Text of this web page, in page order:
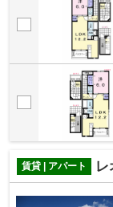
賃貸 | アパート